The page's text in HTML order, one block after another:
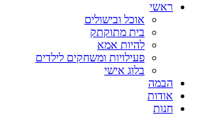
ראשי
אוכל ובישולים
בית מתוקתק
להיות אמא
פעילויות ומשחקים לילדים
בלוג אישי
הבמה
אודות
חנות